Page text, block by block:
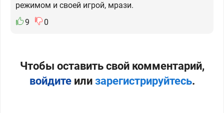
режимом и своей игрой, мрази.
9
0
Чтобы оставить свой комментарий,
войдитеили зарегистрируйтесь.